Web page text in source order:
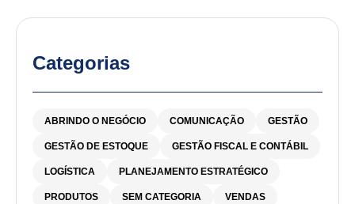
Categorias
ABRINDO O NEGÓCIO COMUNICAÇÃO GESTÃO
GESTÃO DE ESTOQUE GESTÃO FISCAL E CONTÁBIL
LOGÍSTICA PLANEJAMENTO ESTRATÉGICO
PRODUTOS SEM CATEGORIA VENDAS